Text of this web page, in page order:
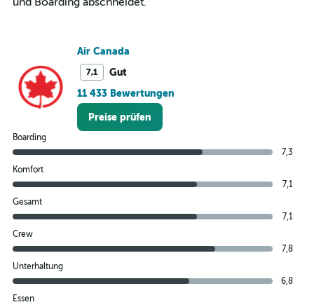
Air Canada
7,1
Gut
11 433 Bewertungen
Preise prüfen
Boarding
7,3
Komfort
7,1
Gesamt
7,1
Crew
7,8
Unterhaltung
6,8
Essen